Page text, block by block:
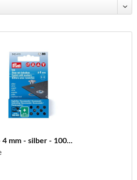
mm - silber - 100...